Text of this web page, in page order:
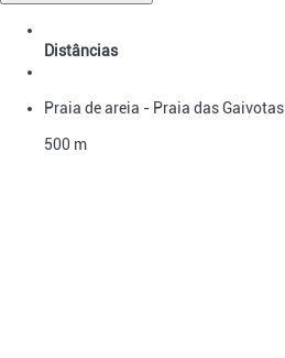
Distâncias
Praia de areia - Praia das Gaivotas
500 m